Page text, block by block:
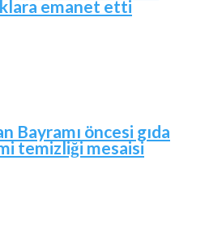
emanet etti
Bayramı öncesi gıda
temizliği mesaisi